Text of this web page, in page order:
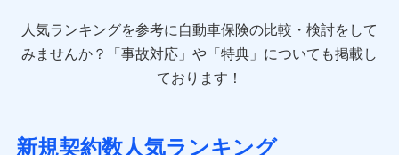
sompo.co.jp/)
東京海上ダイレクト損害保険株式会社 (https://www.e-
AIG損害保険株式会社 (https://www.aig.co.jp/sonpo)
ジェイアイ傷害火災保険株式会社
人気ランキングを参考に自動車保険の比較・検討をして
みませんか？
「事故対応」や「特典」についても掲載し
ております！
新規契約数人気ランキング